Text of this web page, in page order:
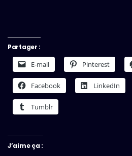
Partager :
E-mail Pinterest
Facebook LinkedIn
Tumblr
J’aime ça :